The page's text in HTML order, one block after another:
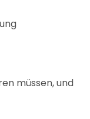
müssen, und